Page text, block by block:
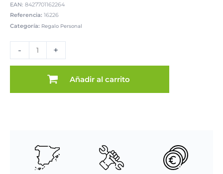
EAN: 8427701162264
Referencia: 16226
Categoría: Regalo Personal
-
CAVA
DLATEADO
+
Añadir al carrito